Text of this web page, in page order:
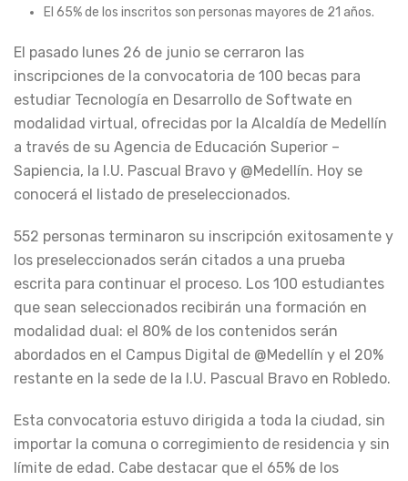
El 65% de los inscritos son personas mayores de 21 años.
El pasado lunes 26 de junio se cerraron las
inscripciones de la convocatoria de 100 becas para
estudiar Tecnología en Desarrollo de Softwate en
modalidad virtual, ofrecidas por la Alcaldía de Medellín
a través de su Agencia de Educación Superior –
Sapiencia, la I.U. Pascual Bravo y @Medellín. Hoy se
conocerá el listado de preseleccionados.
552 personas terminaron su inscripción exitosamente y
los preseleccionados serán citados a una prueba
escrita para continuar el proceso. Los 100 estudiantes
que sean seleccionados recibirán una formación en
modalidad dual: el 80% de los contenidos serán
abordados en el Campus Digital de @Medellín y el 20%
restante en la sede de la I.U. Pascual Bravo en Robledo.
Esta convocatoria estuvo dirigida a toda la ciudad, sin
importar la comuna o corregimiento de residencia y sin
límite de edad. Cabe destacar que el 65% de los